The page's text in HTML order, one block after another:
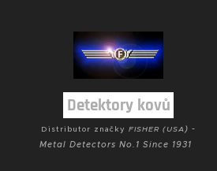
Detektory kovů
Distributor značky FISHER (USA) -
Metal Detectors No.1 Since 1931